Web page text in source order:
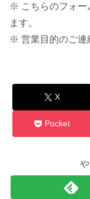
※ こちらのフォー
ます。
※ 営業目的のご連
X
Pocket